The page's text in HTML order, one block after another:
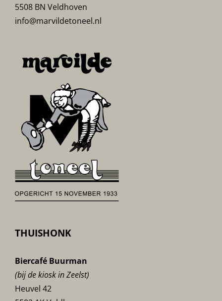
5508 BN Veldhoven
info@marvildetoneel.nl
THUISHONK
Biercafé Buurman
(bij de kiosk in Zeelst)
Heuvel 42